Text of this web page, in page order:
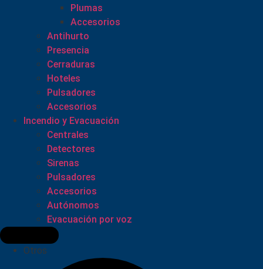
Plumas
Accesorios
Antihurto
Presencia
Cerraduras
Hoteles
Pulsadores
Accesorios
Incendio y Evacuación
Centrales
Detectores
Sirenas
Pulsadores
Accesorios
Autónomos
Evacuación por voz
Otros